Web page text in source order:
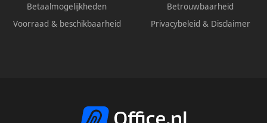
Betaalmogelijkheden
Voorraad & beschikbaarheid
Betrouwbaarheid
Privacybeleid & Disclaimer